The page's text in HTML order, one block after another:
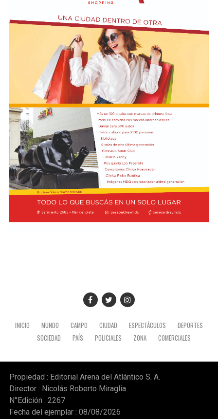
INICIO MUNDO CAMPO CIUDAD ESPECTÁCULOS
DEPORTES
SOCIEDAD
PAÍS POLICIALES ZONA COMERCIALES
Propiedad : Editorial Arena del Atlántico S. A.
Director : Nicolás Roberto Miraglia
N°Edición : 2267
Fecha del ejemplar : 08/08/2026